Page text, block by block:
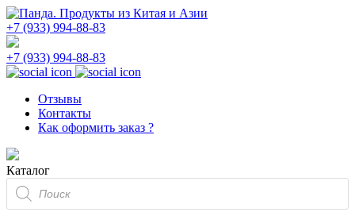
+7 (933) 994-88-83
+7 (933) 994-88-83
Отзывы
Контакты
Как оформить заказ ?
Каталог
Поиск
товаров